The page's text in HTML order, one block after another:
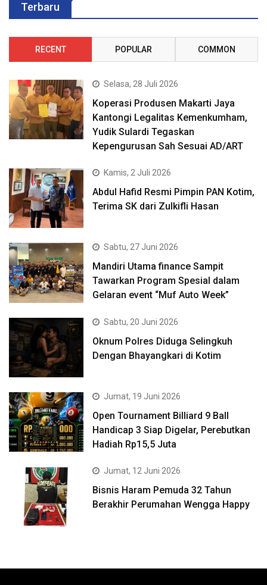
Terbaru
RECENT POPULAR COMMON
Selasa, 28 Juli 2026
Koperasi Produsen Makarti Jaya
Kantongi Legalitas Kemenkumham,
Yudik Sulardi Tegaskan
Kepengurusan Sah Sesuai AD/ART
Kamis, 2 Juli 2026
Abdul Hafid Resmi Pimpin PAN Kotim,
Terima SK dari Zulkifli Hasan
Sabtu, 27 Juni 2026
Mandiri Utama finance Sampit
Tawarkan Program Spesial dalam
Gelaran event “Muf Auto Week”
Sabtu, 20 Juni 2026
Oknum Polres Diduga Selingkuh
Dengan Bhayangkari di Kotim
Jumat, 19 Juni 2026
Open Tournament Billiard 9 Ball
Handicap 3 Siap Digelar, Perebutkan
Hadiah Rp15,5 Juta
Jumat, 12 Juni 2026
Bisnis Haram Pemuda 32 Tahun
Berakhir Perumahan Wengga Happy